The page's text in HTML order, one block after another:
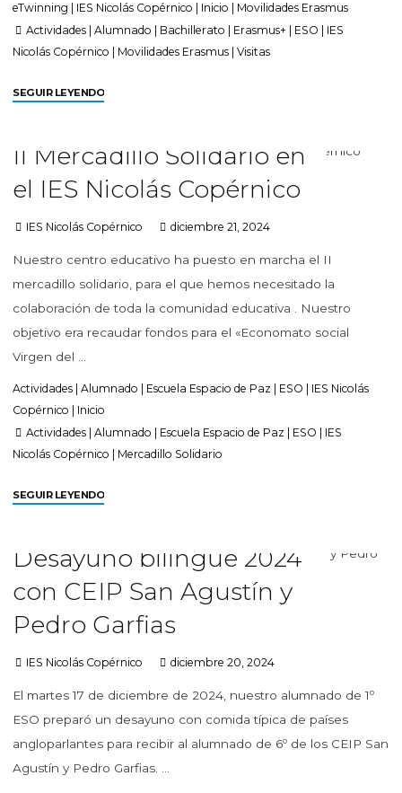
eTwinning
IES Nicolás Copérnico Inicio
Movilidades Erasmus
Actividades |Alumnado Bachillerato Erasmus+ ESO
IES
Nicolás Copérnico
Movilidades Erasmus |Visitas
SEGUIR LEYENDO
II Mercadillo Solidario en
el IES Nicolás Copérnico
IES Nicolás Copérnico diciembre 21, 2024
Nuestro centro educativo ha puesto en marcha el II
mercadillo solidario, para el que hemos necesitado la
colaboración de toda la comunidad educativa . Nuestro
objetivo era recaudar fondos para el «Economato social
Virgen del …
Actividades Alumnado Escuela Espacio de Paz ESO
IES Nicolás
Copérnico
Inicio
Actividades |Alumnado Escuela Espacio de Paz ESO
IES
Nicolás Copérnico
Mercadillo Solidario
SEGUIR LEYENDO
Desayuno bilingüe 2024
con CEIP San Agustín y
Pedro Garfias
IES Nicolás Copérnico diciembre 20, 2024
El martes 17 de diciembre de 2024, nuestro alumnado de 1º
ESO preparó un desayuno con comida típica de países
angloparlantes para recibir al alumnado de 6º de los CEIP San
Agustín y Pedro Garfias. …